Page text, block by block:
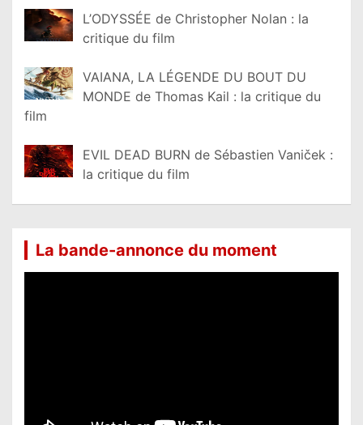
L’ODYSSÉE de Christopher Nolan : la
critique du film
VAIANA, LA LÉGENDE DU BOUT DU
MONDE de Thomas Kail : la critique du
film
EVIL DEAD BURN de Sébastien Vaniček :
la critique du film
La bande-annonce du moment